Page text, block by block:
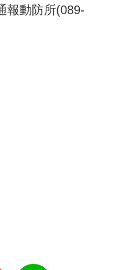
報動防所(089-